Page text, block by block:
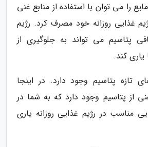
را می توان با استفاده از منابع غنی
غذایی روزانه خود مصرف کرد. رژیم
پتاسیم می تواند به جلوگیری از
یاری کند.
تازه پتاسیم وجود دارد. در اینجا
از پتاسیم وجود دارد که به شما در
مناسب در رژیم غذایی روزانه یاری